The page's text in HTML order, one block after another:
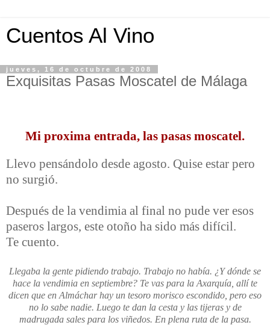
Cuentos Al Vino
jueves, 16 de octubre de 2008
Exquisitas Pasas Moscatel de Málaga
Mi proxima entrada, las pasas moscatel.
Llevo pensándolo desde agosto. Quise estar pero
no surgió.
Después de la vendimia al final no pude ver esos
paseros largos, este otoño ha sido más difícil.
Te cuento.
Llegaba la gente pidiendo trabajo. Trabajo no había. ¿Y dónde se
hace la vendimia en septiembre? Te vas para la Axarquía, allí te
dicen que en Almáchar hay un tesoro morisco escondido, pero eso
no lo sabe nadie. Luego te dan la cesta y las tijeras y de
madrugada sales para los viñedos. En plena ruta de la pasa.